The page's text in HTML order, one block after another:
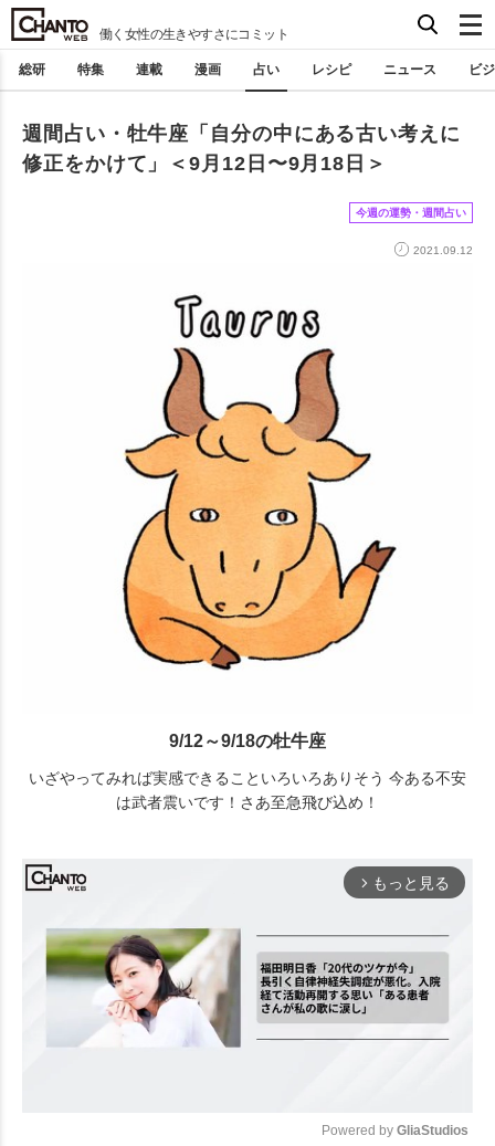
働く女性の生きやすさにコミット
総研 特集 連載 漫画 占い レシピ ニュース ビ
週間占い・牡牛座「自分の中にある古い考えに
修正をかけて」＜9月12日〜9月18日＞
今週の運勢・週間占い
2021.09.12
9/12～9/18の牡牛座
いざやってみれば実感できることいろいろありそう 今ある不安
は武者震いです！さあ至急飛び込め！
arrow_forward_ios もっと見る
Powered by GliaStudios